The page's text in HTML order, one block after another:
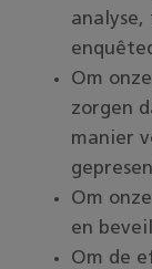
Om
zorgen
manier
Om
en
Om de